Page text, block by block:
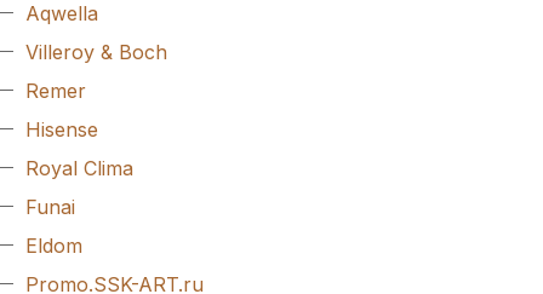
Aqwella
Villeroy & Boch
Remer
Hisense
Royal Clima
Funai
Eldom
Promo.SSK-ART.ru